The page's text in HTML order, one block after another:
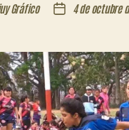
Gráfico
Fecha
entrada
4 de octubre